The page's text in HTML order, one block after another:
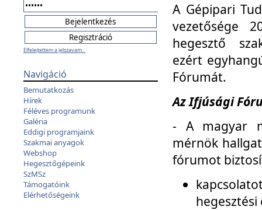
Elfelejtettem a jelszavam...
Navigáció
Bemutatkozás
Hírek
Féléves programunk
Galéria
Eddigi programjaink
Szakmai anyagok
Webshop
Hegesztőgépeink
SzMSz
Támogatóink
Elérhetőségeink
A Gépipari
vezetősége
hegesztő
ezért
Fórumát.
Az Ifjúsági
- A magyar
mérnök
fórumot